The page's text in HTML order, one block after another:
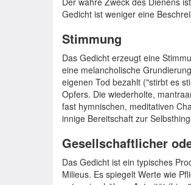
Gedicht ist weniger eine
Stimmung
Das Gedicht erzeugt eine
eine melancholische
eigenen Tod bezahlt ("stirbt es
Opfers. Die wiederholte,
fast hymnischen, meditativen
innige Bereitschaft zur
Gesellschaftlicher
Das Gedicht ist ein typisches
Milieus. Es spiegelt Werte wie